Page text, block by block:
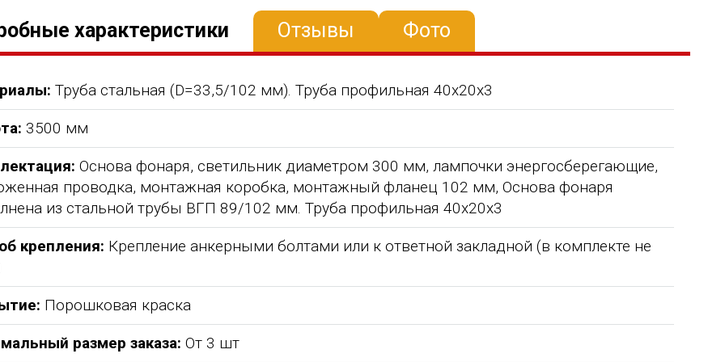
индивидуальный подход и
лояльность. На протяжении многих
характеристики Отзывы Фото
Труба стальная (D=33,5/102 мм). Труба профильная 40х20х3
3500 мм
Основа фонаря, светильник диаметром 300 мм, лампочки энергосберегающие,
проводка, монтажная коробка, монтажный фланец 102 мм, Основа фонаря
из стальной трубы ВГП 89/102 мм. Труба профильная 40х20х3
крепления: Крепление анкерными болтами или к ответной закладной (в комплекте не
Порошковая краска
размер заказа: От 3 шт